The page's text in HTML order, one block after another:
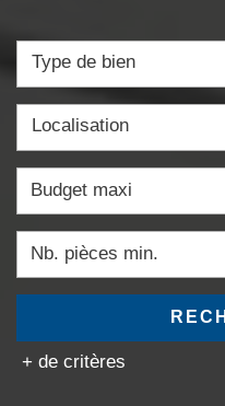
Type de bien
Localisation
+ de critères